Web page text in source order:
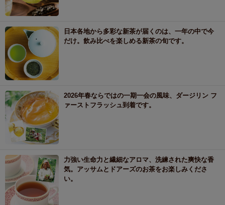
日本各地から多彩な新茶が届くのは、一年の中で今
だけ。飲み比べを楽しめる新茶の旬です。
2026年春ならではの一期一会の風味、ダージリン フ
ァーストフラッシュ到着です。
力強い生命力と繊細なアロマ、洗練された爽快な香
気。アッサムとドアーズのお茶をお楽しみくださ
い。